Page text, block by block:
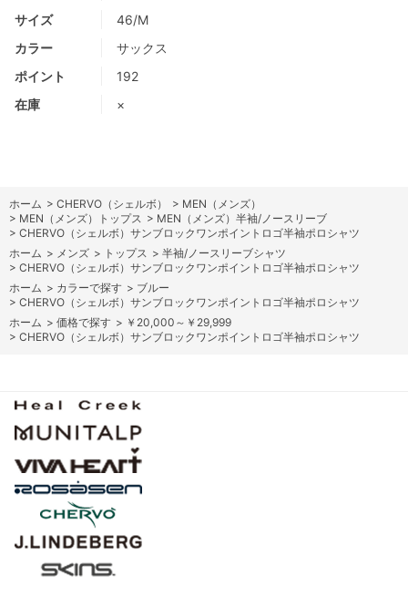
サイズ
46/M
カラー
サックス
ポイント
192
在庫
×
ホーム > CHERVO（シェルボ） > MEN（メンズ）
> MEN（メンズ）トップス > MEN（メンズ）半袖/ノースリーブ
> CHERVO（シェルボ）サンブロックワンポイントロゴ半袖ポロシャツ
ホーム > メンズ > トップス > 半袖/ノースリーブシャツ
> CHERVO（シェルボ）サンブロックワンポイントロゴ半袖ポロシャツ
ホーム > カラーで探す > ブルー
> CHERVO（シェルボ）サンブロックワンポイントロゴ半袖ポロシャツ
ホーム > 価格で探す > ￥20,000～￥29,999
> CHERVO（シェルボ）サンブロックワンポイントロゴ半袖ポロシャツ